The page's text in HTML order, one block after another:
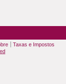
Taxas e Impostos